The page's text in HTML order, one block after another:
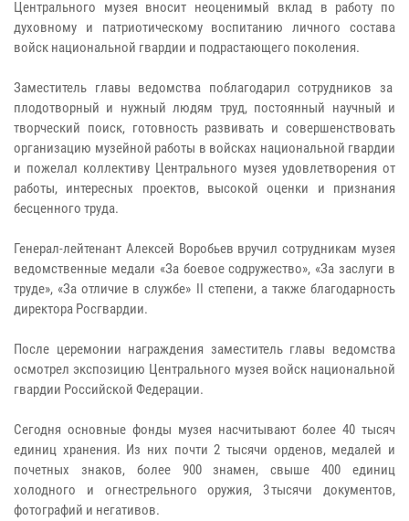
Центрального музея вносит неоценимый вклад в работу по
духовному и патриотическому воспитанию личного состава
войск национальной гвардии и подрастающего поколения.
Заместитель главы ведомства поблагодарил сотрудников за
плодотворный и нужный людям труд, постоянный научный и
творческий поиск, готовность развивать и совершенствовать
организацию музейной работы в войсках национальной гвардии
и пожелал коллективу Центрального музея удовлетворения от
работы, интересных проектов, высокой оценки и признания
бесценного труда.
Генерал-лейтенант Алексей Воробьев вручил сотрудникам музея
ведомственные медали «За боевое содружество», «За заслуги в
труде», «За отличие в службе» II степени, а также благодарность
директора Росгвардии.
После церемонии награждения заместитель главы ведомства
осмотрел экспозицию Центрального музея войск национальной
гвардии Российской Федерации.
Сегодня основные фонды музея насчитывают более 40 тысяч
единиц хранения. Из них почти 2 тысячи орденов, медалей и
почетных знаков, более 900 знамен, свыше 400 единиц
холодного и огнестрельного оружия, 3 тысячи документов,
фотографий и негативов.